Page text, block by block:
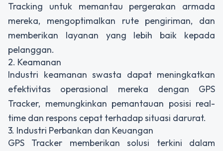
Tracking untuk memantau pergerakan armada
mereka, mengoptimalkan rute pengiriman, dan
memberikan layanan yang lebih baik kepada
pelanggan.
2. Keamanan
Industri keamanan swasta dapat meningkatkan
efektivitas operasional mereka dengan GPS
Tracker, memungkinkan pemantauan posisi real-
time dan respons cepat terhadap situasi darurat.
3. Industri Perbankan dan Keuangan
GPS Tracker memberikan solusi terkini dalam